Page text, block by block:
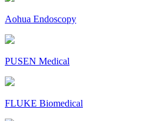
Aohua Endoscopy
PUSEN Medical
FLUKE Biomedical